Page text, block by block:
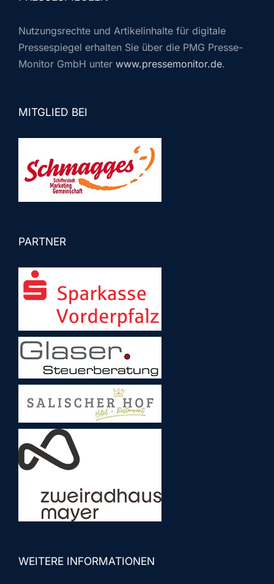
Nutzungsrechte und Artikelinhalte für digitale
Pressespiegel erhalten Sie über die PMG Presse-
Monitor GmbH unter www.pressemonitor.de.
MITGLIED BEI
PARTNER
WEITERE INFORMATIONEN